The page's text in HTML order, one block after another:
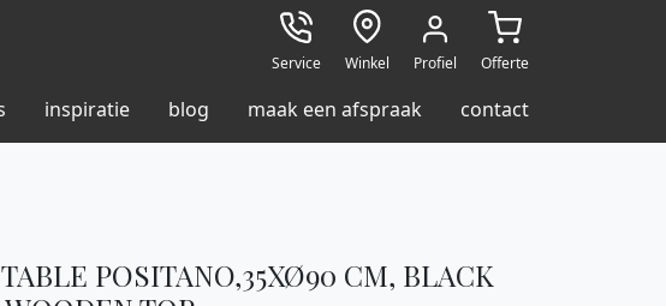
Service Winkel Profiel Offerte
inspiratie blog maak een afspraak contact
POSITANO,35XØ90 CM, BLACK